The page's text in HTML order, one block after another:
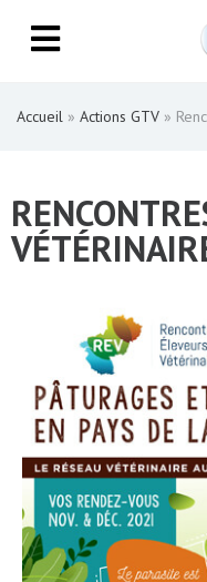
Accueil » Actions GTV »